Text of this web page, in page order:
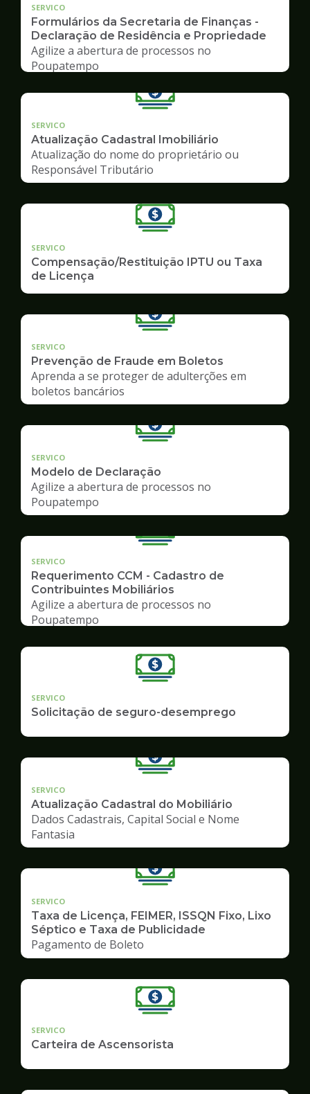
SERVICO
Formulários da Secretaria de Finanças -
Declaração de Residência e Propriedade
Agilize a abertura de processos no
Poupatempo
SERVICO
Atualização Cadastral Imobiliário
Atualização do nome do proprietário ou
Responsável Tributário
SERVICO
Compensação/Restituição IPTU ou Taxa
de Licença
SERVICO
Prevenção de Fraude em Boletos
Aprenda a se proteger de adulterções em
boletos bancários
SERVICO
Modelo de Declaração
Agilize a abertura de processos no
Poupatempo
SERVICO
Requerimento CCM - Cadastro de
Contribuintes Mobiliários
Agilize a abertura de processos no
Poupatempo
SERVICO
Solicitação de seguro-desemprego
SERVICO
Atualização Cadastral do Mobiliário
Dados Cadastrais, Capital Social e Nome
Fantasia
SERVICO
Taxa de Licença, FEIMER, ISSQN Fixo, Lixo
Séptico e Taxa de Publicidade
Pagamento de Boleto
SERVICO
Carteira de Ascensorista